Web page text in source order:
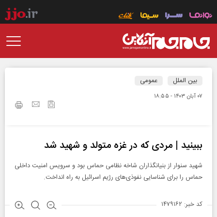
بین الملل عمومی
۰۷ آبان ۱۴۰۳ - ۱۸:۵۵
ببینید | مردی که در غزه متولد و شهید شد
شهید سنوار از بنیانگذاران شاخه نظامی حماس بود و سرویس امنیت داخلی
حماس را برای شناسایی نفوذی‌های رژیم اسرائیل به راه انداخت.
کد خبر: ۱۴۷۹۱۶۲